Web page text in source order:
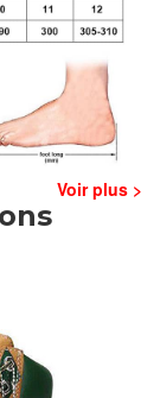
Voir plus >